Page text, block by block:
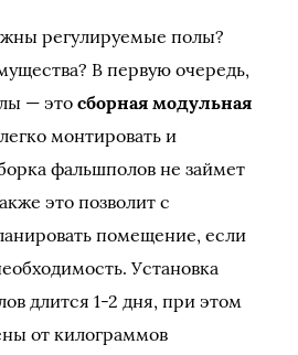
регулируемые полы?
В первую очередь,
— этосборная модульная
монтировать и
фальшполов не займет
это позволит с
помещение, если
Установка
длится 1-2 дня, при этом
от килограммов